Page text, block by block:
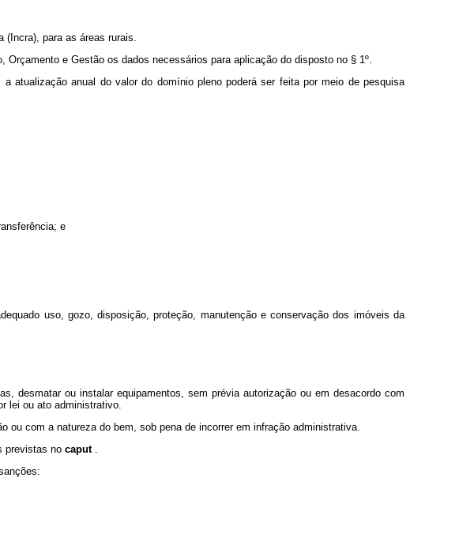
(Incra), para as áreas rurais.
e Gestão os dados necessários para aplicação do disposto no § 1º.
atualização anual do valor do domínio pleno poderá ser feita por meio de pesquisa
e
uso, gozo, disposição, proteção, manutenção e conservação dos imóveis da
desmatar ou instalar equipamentos, sem prévia autorização ou em desacordo com
lei ou ato administrativo.
ou com a natureza do bem, sob pena de incorrer em infração administrativa.
previstas no caput .